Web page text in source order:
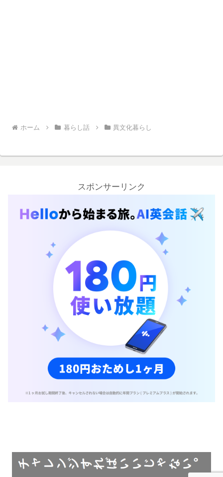
ホーム 暮らし話 異文化暮らし
スポンサーリンク